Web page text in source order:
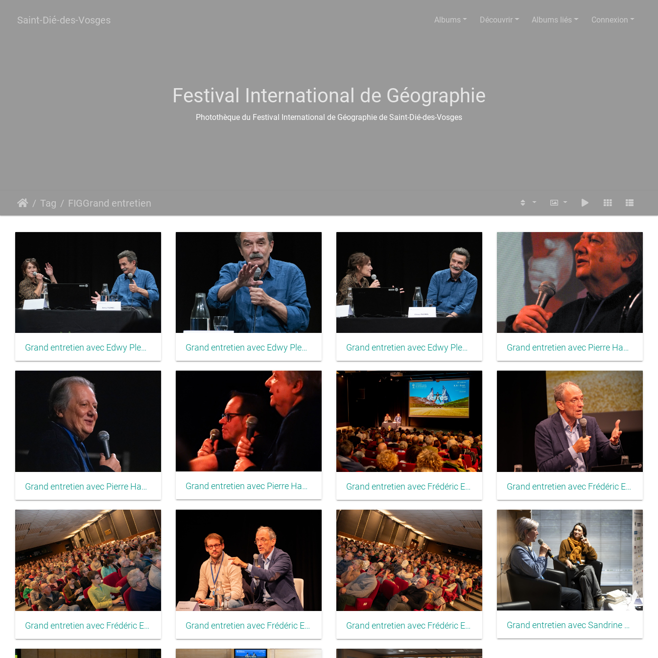
Saint-Dié-des-Vosges Albums Découvrir Albums liés Connexion
Festival International de Géographie
Photothèque du Festival International de Géographie de Saint-Dié-des-Vosges
Tag FIGGrand entretien
Grand entretien avec Edwy Plenel Grand entretien avec Edwy Plenel Grand entretien avec Edwy Plenel Grand entretien avec Pierre Haski
Grand entretien avec Pierre Haski Grand entretien avec Pierre Haski Grand entretien avec Frédéric Encel Grand entretien avec Frédéric Encel
Grand entretien avec Frédéric Encel Grand entretien avec Frédéric Encel Grand entretien avec Frédéric Encel Grand entretien avec Sandrine Collette